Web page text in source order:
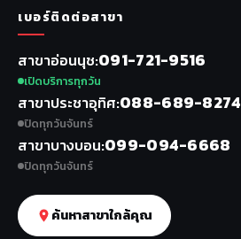
เบอร์ติดต่อสาขา
สาขาอ่อนนุช 091-721-9516
เปิดบริการทุกวัน
สาขาประชาอุทิศ 088-689-8274
ปิดทุกวันจันทร์
สาขาบางบอน 099-094-6668
ปิดทุกวันจันทร์
ค้นหาสาขาใกล้คุณ